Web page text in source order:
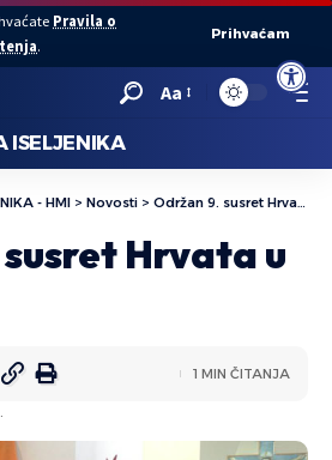
Open
Pravila o
.
Prihvaćam
Aa
ISELJENIKA
- HMI > Novosti > Održan 9. susret Hrvata u Padovi
Hrvata u
1 MIN ČITANJA